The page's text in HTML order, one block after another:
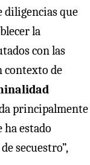
diligencias que
la
con las
contexto de
principalmente
ha estado
secuestro”,